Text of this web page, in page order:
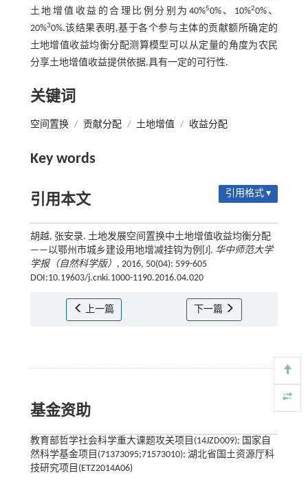
土地增值收益的合理比例分别为40%50%、10%20%、
20%30%.该结果表明,基于各个参与主体的贡献额所确定的
土地增值收益均衡分配测算模型可以从定量的角度为农民
分享土地增值收益提供依据,具有一定的可行性.
关键词
空间置换 / 贡献分配 / 土地增值 / 收益分配
Key words
引用本文 引用格式 ▾
胡越, 张安录. 土地发展空间置换中土地增值收益均衡分配
——以鄂州市城乡建设用地增减挂钩为例[J]. 华中师范大学
学报（自然科学版） , 2016, 50(04): 599-605
DOI:10.19603/j.cnki.1000-1190.2016.04.020
上一篇 下一篇
基金资助
教育部哲学社会科学重大课题攻关项目(14JZD009); 国家自
然科学基金项目(71373095;71573010); 湖北省国土资源厅科
技研究项目(ETZ2014A06)